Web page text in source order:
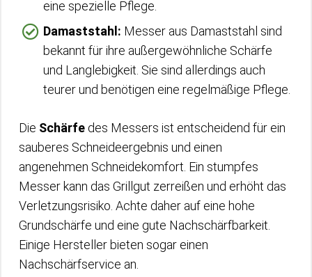
eine spezielle Pflege.
Damaststahl: Messer aus Damaststahl sind
bekannt für ihre außergewöhnliche Schärfe
und Langlebigkeit. Sie sind allerdings auch
teurer und benötigen eine regelmäßige Pflege.
Die Schärfe des Messers ist entscheidend für ein
sauberes Schneideergebnis und einen
angenehmen Schneidekomfort. Ein stumpfes
Messer kann das Grillgut zerreißen und erhöht das
Verletzungsrisiko. Achte daher auf eine hohe
Grundschärfe und eine gute Nachschärfbarkeit.
Einige Hersteller bieten sogar einen
Nachschärfservice an.